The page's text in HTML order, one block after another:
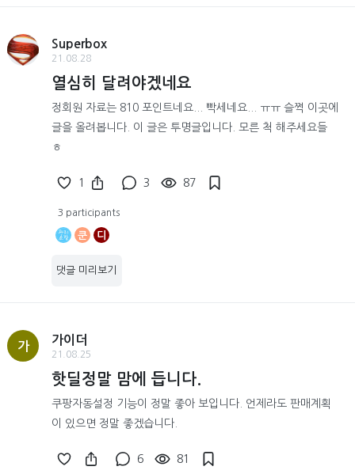
Superbox
21.08.28
열심히 달려야겠네요
정회원 자료는 810 포인트네요... 빡세네요... ㅠㅠ 슬쩍 이곳에
글을 올려봅니다. 이 글은 투명글입니다. 모른 척 해주세요들
ㅎ
1 3 87
3 participants
쿤 디
댓글 미리보기
가
가이더
21.08.25
핫딜정말 맘에 듭니다.
쿠팡자동설정 기능이 정말 좋아 보입니다. 언제라도 판매계획
이 있으면 정말 좋겠습니다.
6 81